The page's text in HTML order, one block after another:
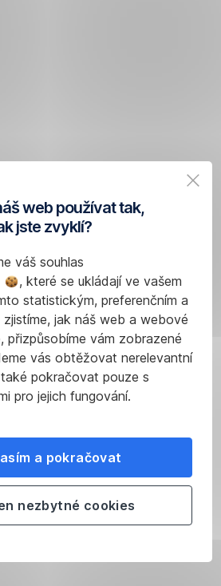
web používat tak,
jste zvyklí?
váš souhlas
, které se ukládají ve vašem
statistickým, preferenčním a
jak náš web a webové
přizpůsobíme vám zobrazené
vás obtěžovat nerelevantní
pokračovat pouze s
pro jejich fungování.
a pokračovat
nezbytné cookies